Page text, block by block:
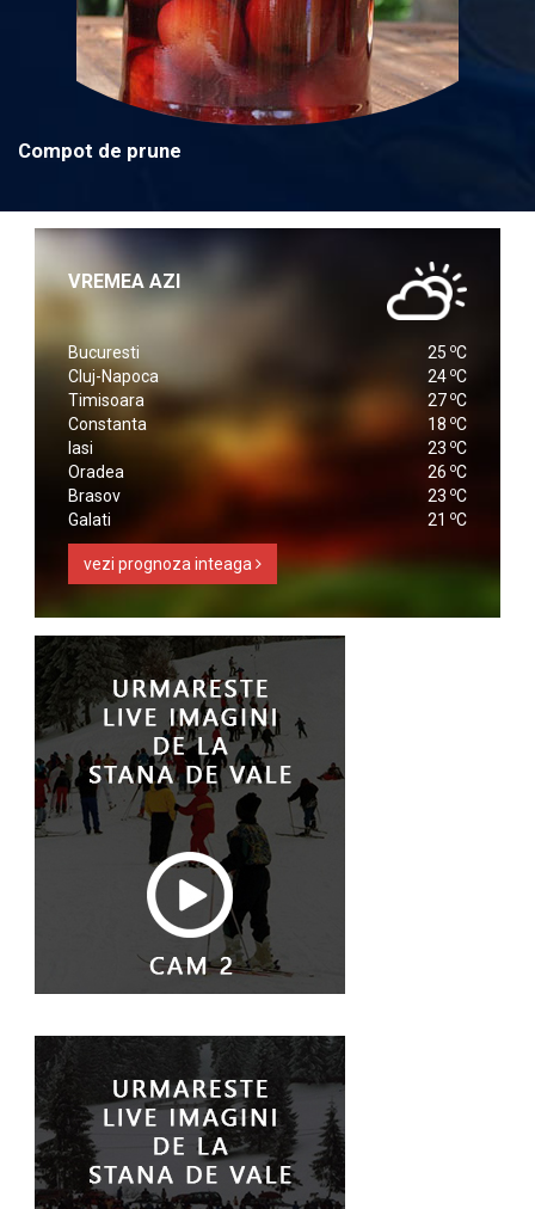
Compot de prune
VREMEA AZI
Bucuresti 25 oC
Cluj-Napoca
24 oC
Timisoara
27 oC
Constanta
18 oC
Iasi
23 oC
Oradea
26 oC
Brasov
23 oC
Galati
21 oC
vezi prognoza inteaga